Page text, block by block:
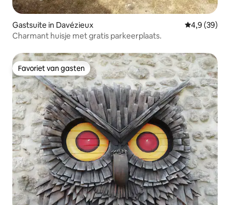
Gastsuite in Davézieux Gemiddelde
4,9 (39)
Charmant huisje met gratis parkeerplaats.
Favoriet van gasten
Favoriet van gasten